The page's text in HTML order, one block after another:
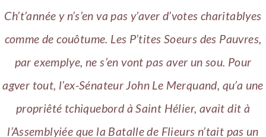
Ch’t’année y n’s’en va pas y’aver d’votes charitablyes
comme de couôtume. Les P’tites Soeurs des Pauvres,
par exemplye, ne s’en vont pas aver un sou. Pour
agver tout, l’ex-Sénateur John Le Merquand, qu’a une
propriêté tchiquebord à Saint Hélier, avait dit à
l’Assemblyiée que la Batalle de Flieurs n’tait pas un